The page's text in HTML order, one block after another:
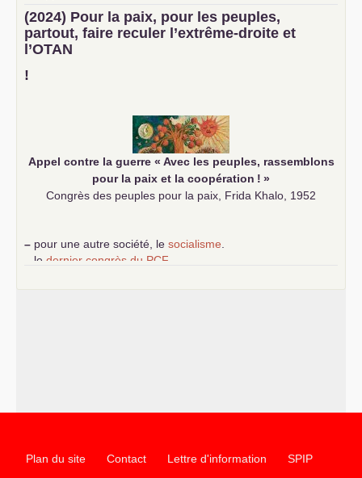
–
un texte de Jean-Claude Delaunay
le marxisme est la
science sociale de notre temps
–un appel proposé aux partis communistes et ouvrier
d’Europe
–
(2024) Pour la paix, pour les peuples,
partout, faire reculer l’extrême-droite et
l’OTAN
!
Appel contre la guerre « Avec les peuples, rassemblons
pour la paix et la coopération ! »
Congrès des peuples pour la paix, Frida Khalo, 1952
– pour une autre société, le socialisme
le dernier congrès du PCF
Plan du site Contact Lettre d'information SPIP